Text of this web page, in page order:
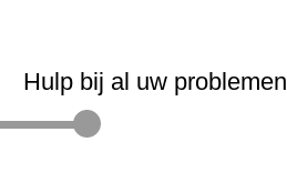
Hulp bij al uw problemen